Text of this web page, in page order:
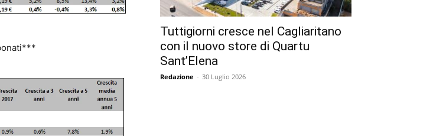
Tuttigiorni cresce nel Cagliaritano
con il nuovo store di Quartu
Sant’Elena
Redazione - 30 Luglio 2026